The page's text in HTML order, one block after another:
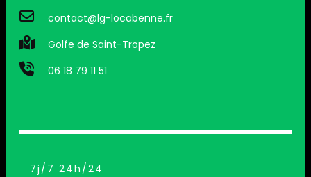
contact@lg-locabenne.fr
Golfe de Saint-Tropez
06 18 79 11 51
7j/7 24h/24